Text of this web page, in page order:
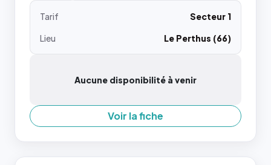
Tarif
Secteur 1
Lieu
Le Perthus (66)
Aucune disponibilité à venir
Voir la fiche